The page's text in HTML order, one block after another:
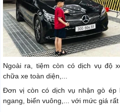
Ngoài ra, tiệm còn có dịch vụ độ
chữa xe toàn diện,...
Đơn vị còn có dịch vụ nhận gò ép
ngang, biển vuông,... với mức giá rất